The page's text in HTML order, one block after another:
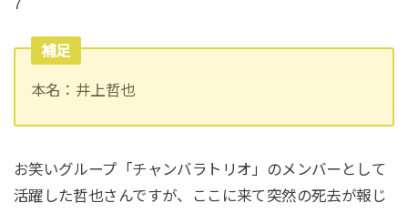
7
補足
本名：井上哲也
お笑いグループ「チャンバラトリオ」のメンバーとして
活躍した哲也さんですが、ここに来て突然の死去が報じ